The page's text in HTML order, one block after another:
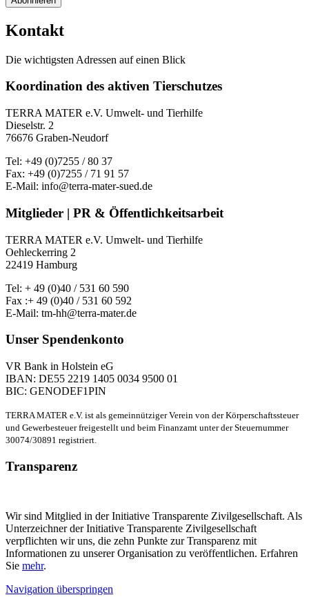
Kontakt
Die wichtigsten Adressen auf einen Blick
Koordination des aktiven Tierschutzes
TERRA MATER e.V. Umwelt- und Tierhilfe
Dieselstr. 2
76676 Graben-Neudorf
Tel: +49 (0)7255 / 80 37
Fax: +49 (0)7255 / 71 91 57
E-Mail: info@terra-mater-sued.de
Mitglieder | PR & Öffentlichkeitsarbeit
TERRA MATER e.V. Umwelt- und Tierhilfe
Oehleckerring 2
22419 Hamburg
Tel: + 49 (0)40 / 531 60 590
Fax :+ 49 (0)40 / 531 60 592
E-Mail: tm-hh@terra-mater.de
Unser Spendenkonto
VR Bank in Holstein eG
IBAN: DE55 2219 1405 0034 9500 01
BIC: GENODEF1PIN
TERRA MATER e.V. ist als gemeinnütziger Verein von der Körperschaftssteuer
und Gewerbesteuer freigestellt und beim Finanzamt unter der Steuernummer
30074/30891 registriert.
Transparenz
Wir sind Mitglied in der Initiative Transparente Zivilgesellschaft. Als
Unterzeichner der Initiative Transparente Zivilgesellschaft
verpflichten wir uns, die zehn Punkte zur Transparenz mit
Informationen zu unserer Organisation zu veröffentlichen. Erfahren
Sie mehr.
Navigation überspringen